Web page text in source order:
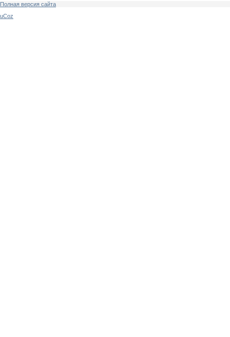
Полная версия сайта
uCoz